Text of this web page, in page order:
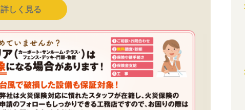
詳しく見る